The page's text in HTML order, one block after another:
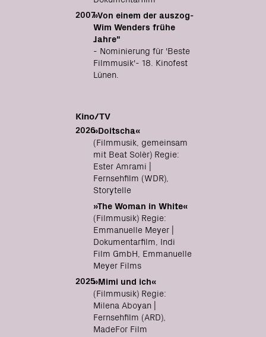
2007»Von einem der auszog-
Wim Wenders frühe
Jahre"
- Nominierung für 'Beste
Filmmusik'- 18. Kinofest
Lünen.
Kino/TV
2026»Doitscha«
(Filmmusik, gemeinsam
mit Beat Solèr) Regie:
Ester Amrami |
Fernsehfilm (WDR),
Storytelle
»The Woman in White«
(Filmmusik) Regie:
Emmanuelle Meyer |
Dokumentarfilm, Indi
Film GmbH, Emmanuelle
Meyer Films
2025»Mimi und ich«
(Filmmusik) Regie:
Milena Aboyan |
Fernsehfilm (ARD),
MadeFor Film